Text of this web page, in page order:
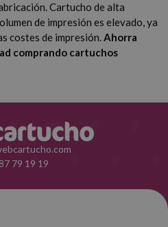
Brother MFC J5340 DWE
Ecopro
Cartucho de alta
de impresión es elevado, ya
costes de impresión.Ahorra
comprando cartuchos
79 19 19